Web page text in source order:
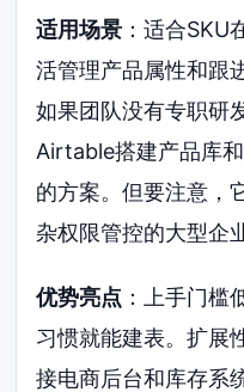
适用场景 ：适合SKU
活管理产品属性和跟
如果团队没有专职研
Airtable搭建产品库
的方案。但要注意，
杂权限管控的大型企
优势亮点 ：上手门槛
习惯就能建表。扩展
接电商后台和库存系